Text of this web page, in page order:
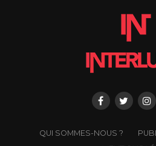
QUI SOMMES-NOUS ?